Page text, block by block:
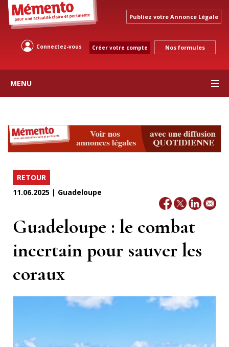
Publiez votre Annonce Légale
Connectez-vous Créer votre compte Nos formules
MENU
RETOUR
11.06.2025 | Guadeloupe
Guadeloupe : le combat
incertain pour sauver les
coraux